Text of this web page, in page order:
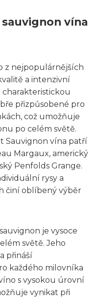
vína
z nejpopulárnějších
a intenzivní
charakteristickou
přizpůsobené pro
což umožňuje
po celém světě.
Sauvignon vína patří
Margaux, americký
Penfolds Grange.
rysy a
činí oblíbený výběr
je vysoce
světě. Jeho
přináší
každého milovníka
s vysokou úrovní
vynikat při